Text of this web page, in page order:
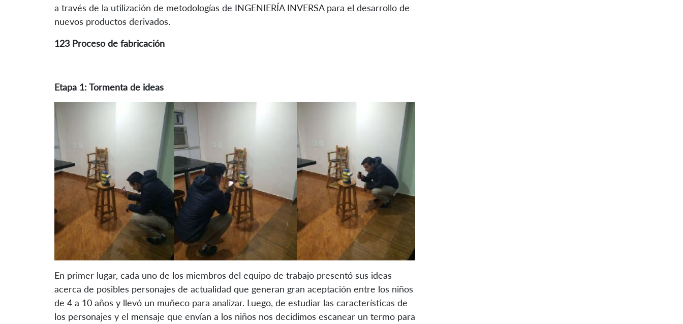
a través de la utilización de metodologías de INGENIERÍA INVERSA para el desarrollo de
nuevos productos derivados.
123 Proceso de fabricación
Etapa 1: Tormenta de ideas
En primer lugar, cada uno de los miembros del equipo de trabajo presentó sus ideas
acerca de posibles personajes de actualidad que generan gran aceptación entre los niños
de 4 a 10 años y llevó un muñeco para analizar. Luego, de estudiar las características de
los personajes y el mensaje que envían a los niños nos decidimos escanear un termo para